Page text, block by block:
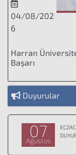
04/08/202
6
Harran
Başarı
Duyurular
07
Ağustos